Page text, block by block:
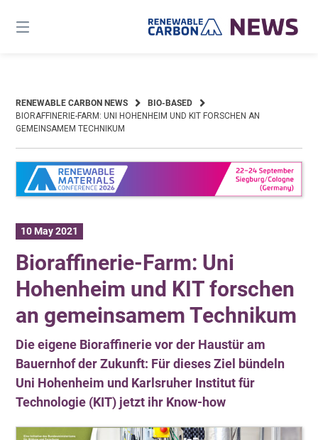
content
RENEWABLE CARBON NEWS
BIO-BASED
BIORAFFINERIE-FARM: UNI HOHENHEIM UND KIT FORSCHEN AN
GEMEINSAMEM TECHNIKUM
10 May 2021
Bioraffinerie-Farm: Uni
Hohenheim und KIT forschen
an gemeinsamem Technikum
Die eigene Bioraffinerie vor der Haustür am
Bauernhof der Zukunft: Für dieses Ziel bündeln
Uni Hohenheim und Karlsruher Institut für
Technologie (KIT) jetzt ihr Know-how